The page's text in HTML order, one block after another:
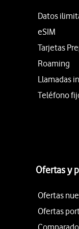
Datos
eSIM
Tarjetas
Roaming
Llamadas
Teléfono
Ofertas y
Ofertas
Ofertas